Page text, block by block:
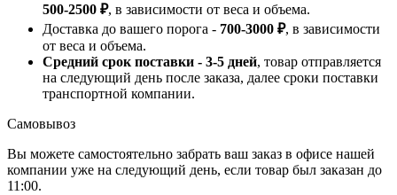
500-2500 ₽, в зависимости от веса и объема.
Доставка до вашего порога - 700-3000 ₽, в зависимости
от веса и объема.
Средний срок поставки - 3-5 дней, товар отправляется
на следующий день после заказа, далее сроки поставки
транспортной компании.
Самовывоз
Вы можете самостоятельно забрать ваш заказ в офисе нашей
компании уже на следующий день, если товар был заказан до
11:00.